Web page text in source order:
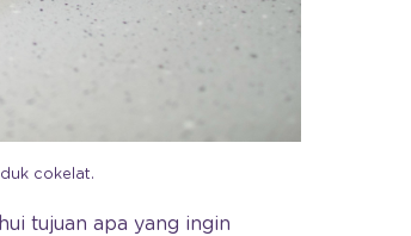
cokelat.
tujuan apa yang ingin